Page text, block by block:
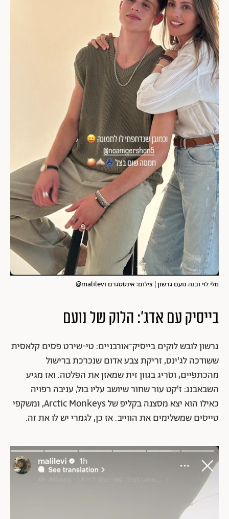
מלי לוי ובנה נועם גרשון | צילום: אינסטגרם malilevi@
בייסיק עם אדג': הלוק של נועם
גרשון לובש לוקים בייסיק־אורבניים: טי-שירט פסים קלאסית
ששודכה לג'ינס, זריקת צבע אדום שנכרכת ברישול
מהכתפיים, וסריג בגוון זית שמאזן את הפלטה. ואז מגיע
השבאבנג: ז'קט עור שחור שיושב עליו בול, עניבה רפויה
כאילו הוא יצא מסצנה בקליפ של Arctic Monkeys, ומשקפי
טייסים שמשלימים את הווייב. אז כן, לגמרי יש לו את זה.